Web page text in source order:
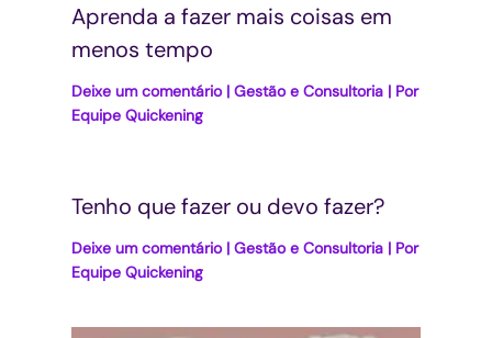
Aprenda a fazer mais coisas em
menos tempo
Deixe um comentário | Gestão e Consultoria | Por
Equipe Quickening
Tenho que fazer ou devo fazer?
Deixe um comentário | Gestão e Consultoria | Por
Equipe Quickening